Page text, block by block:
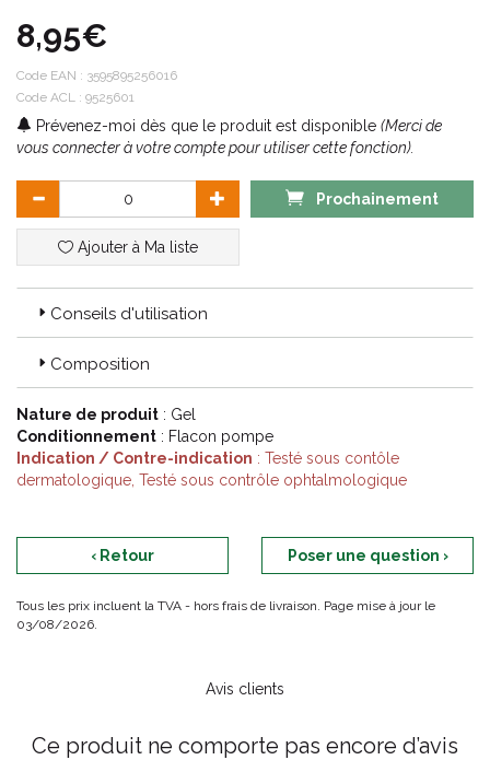
rapidement absorbée.
8,95€
Code EAN : 3595895256016
Code ACL : 9525601
Prévenez-moi dès que le produit est disponible (Merci de
vous connecter à votre compte pour utiliser cette fonction).
Prochainement
Ajouter à Ma liste
Conseils d'utilisation
Composition
Nature de produit : Gel
Conditionnement : Flacon pompe
Indication / Contre-indication : Testé sous contôle
dermatologique, Testé sous contrôle ophtalmologique
‹ Retour Poser une question ›
Tous les prix incluent la TVA - hors frais de livraison. Page mise à jour le
03/08/2026.
Avis clients
Ce produit ne comporte pas encore d’avis